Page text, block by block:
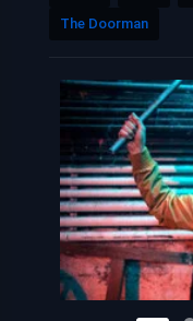
The Doorman